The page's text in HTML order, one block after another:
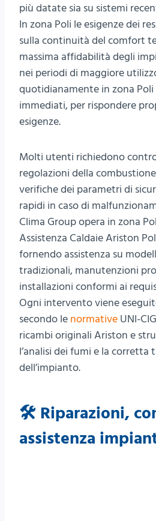
più datate sia su sistemi
In zona Poli le esigenze dei
sulla continuità del comfort
massima affidabilità degli
nei periodi di maggiore
quotidianamente in zona
immediati, per rispondere
esigenze.
Molti utenti richiedono
regolazioni della
verifiche dei parametri di
rapidi in caso di
Clima Group opera in zona
Assistenza Caldaie Ariston
fornendo assistenza su
tradizionali, manutenzioni
installazioni conformi ai
Ogni intervento viene
secondo le normative UNI-
ricambi originali Ariston e
l’analisi dei fumi e la corretta
dell’impianto.
🛠️ Riparazioni,
assistenza